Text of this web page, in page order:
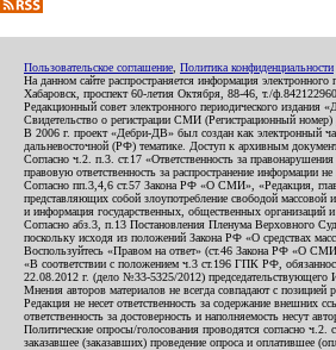
Пользовательское соглашение Политика конфиденциальности
На данном сайте распространяется информация
Хабаровск, проспект 60-летия Октября, 88-46, т./
Редакционный совет электронного периодического
Свидетельство о регистрации СМИ (Регистрационный номер)
В 2006 г. проект «Дебри-ДВ» был создан как электронный
дальневосточной (РФ) тематике. Доступ к архивным
Согласно ч.2. п.3. ст.17 «Ответственность за
правовую ответственность за распространение информации
Согласно пп.3,4,6 ст.57 Закона РФ «О СМИ», «Редакция,
представляющих собой злоупотребление свободой
и информация государственных, общественных организаций
Согласно абз.3, п.13 Постановления Пленума Верховного
поскольку исходя из положений Закона РФ «О средствах
Воспользуйтесь «Правом на ответ» (ст.46 Закона РФ «О
«В соответствии с положением ч.3 ст.196 ГПК РФ,
22.08.2012 г. (дело №33-5325/2012)
Мнения авторов материалов не всегда совпадают с позицией
Редакция не несет ответственность за содержание
ответственность за достоверность и наполняемость несут
Политические опросы/голосования проводятся согласно
заказавшее (заказавших) проведение опроса и оплатившее